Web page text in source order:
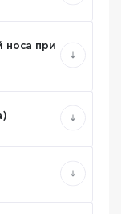
носа при